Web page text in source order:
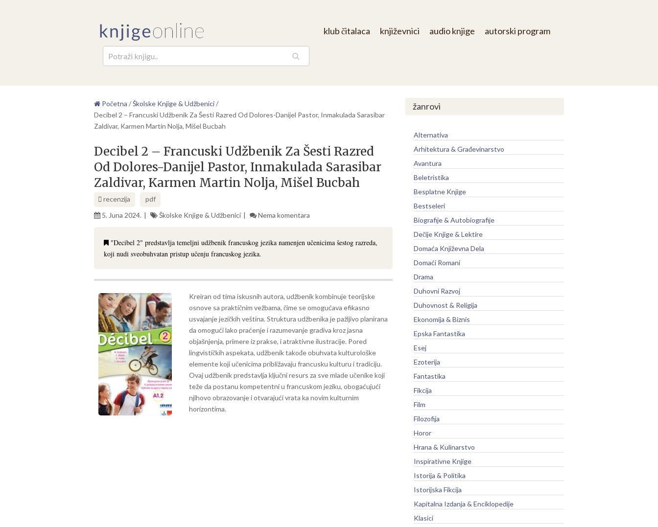
klub čitalaca književnici audio knjige autorski program
Početna /Školske Knjige & Udžbenici/
Decibel 2 – Francuski Udžbenik Za Šesti Razred Od Dolores-Danijel Pastor, Inmakulada Sarasibar
Zaldivar, Karmen Martin Nolja, Mišel Bucbah
Decibel 2 – Francuski Udžbenik Za Šesti Razred
Od Dolores-Danijel Pastor, Inmakulada Sarasibar
Zaldivar, Karmen Martin Nolja, Mišel Bucbah
recenzija
pdf
5. Juna 2024.
Školske Knjige & Udžbenici Nema komentara
"Decibel 2" predstavlja temeljni udžbenik francuskog jezika namenjen učenicima šestog razreda,
koji nudi sveobuhvatan pristup učenju francuskog jezika.
Kreiran od tima iskusnih autora, udžbenik kombinuje teorijske
osnove sa praktičnim vežbama, čime se omogućava efikasno
usvajanje jezičkih veština. Struktura udžbenika je pažljivo planirana
da omogući lako praćenje i razumevanje gradiva kroz jasna
objašnjenja, primere iz prakse, i atraktivne ilustracije. Pored
lingvističkih aspekata, udžbenik takođe obuhvata kulturološke
elemente koji učenicima približavaju francusku kulturu i tradiciju.
Ovaj udžbenik predstavlja ključni resurs za sve mlade učenike koji
teže da postanu kompetentni u francuskom jeziku, obogaćujući
njihovo obrazovanje i otvarajući vrata ka novim kulturnim
horizontima.
žanrovi
Alternativa
Arhitektura & Građevinarstvo
Avantura
Beletristika
Besplatne Knjige
Bestseleri
Biografije & Autobiografije
Dečije Knjige & Lektire
Domaća Književna Dela
Domaći Romani
Drama
Duhovni Razvoj
Duhovnost & Religija
Ekonomija & Biznis
Epska Fantastika
Esej
Ezoterija
Fantastika
Fikcija
Film
Filozofija
Horor
Hrana & Kulinarstvo
Inspirativne Knjige
Istorija & Politika
Istorijska Fikcija
Kapitalna Izdanja & Enciklopedije
Klasici